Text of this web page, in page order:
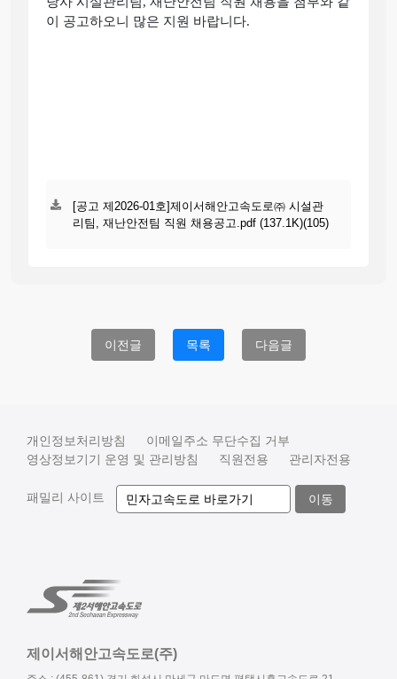
이 공고하오니 많은 지원 바랍니다.
[공고 제2026-01호]제이서해안고속도로㈜ 시설관
리팀, 재난안전팀 직원 채용공고.pdf (137.1K)(105)
이전글 목록 다음글
개인정보처리방침
이메일주소 무단수집 거부
영상정보기기 운영 및 관리방침
직원전용 관리자전용
패밀리 사이트 이동
제이서해안고속도로(주)